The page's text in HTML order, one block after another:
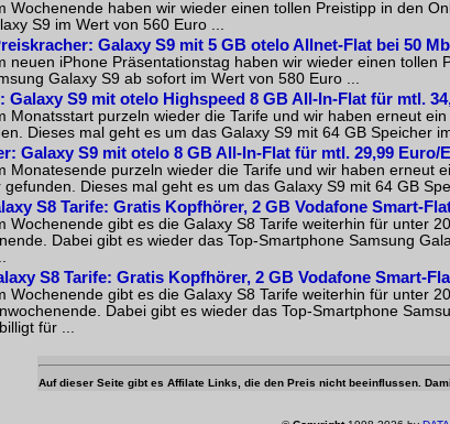
Wochenende haben wir wieder einen tollen Preistipp in den
S9 im Wert von 560 Euro ...
Galaxy S9 mit 5 GB otelo Allnet-Flat bei 50
neuen iPhone Präsentationstag haben wir wieder einen
Galaxy S9 ab sofort im Wert von 580 Euro ...
Galaxy S9 mit otelo Highspeed 8 GB All-In-Flat für mtl.
Monatsstart purzeln wieder die Tarife und wir haben erneut
Dieses mal geht es um das Galaxy S9 mit 64 GB Speicher
Galaxy S9 mit otelo 8 GB All-In-Flat für mtl. 29,99 Euro/
Monatesende purzeln wieder die Tarife und wir haben erneut
gefunden. Dieses mal geht es um das Galaxy S9 mit 64 GB
S8 Tarife: Gratis Kopfhörer, 2 GB Vodafone Smart-
Wochenende gibt es die Galaxy S8 Tarife weiterhin für unter
Dabei gibt es wieder das Top-Smartphone Samsung
S8 Tarife: Gratis Kopfhörer, 2 GB Vodafone Smart-
Wochenende gibt es die Galaxy S8 Tarife weiterhin für unter
Dabei gibt es wieder das Top-Smartphone
für ...
Auf dieser Seite gibt es Affilate Links, die den Preis nicht beeinflussen.